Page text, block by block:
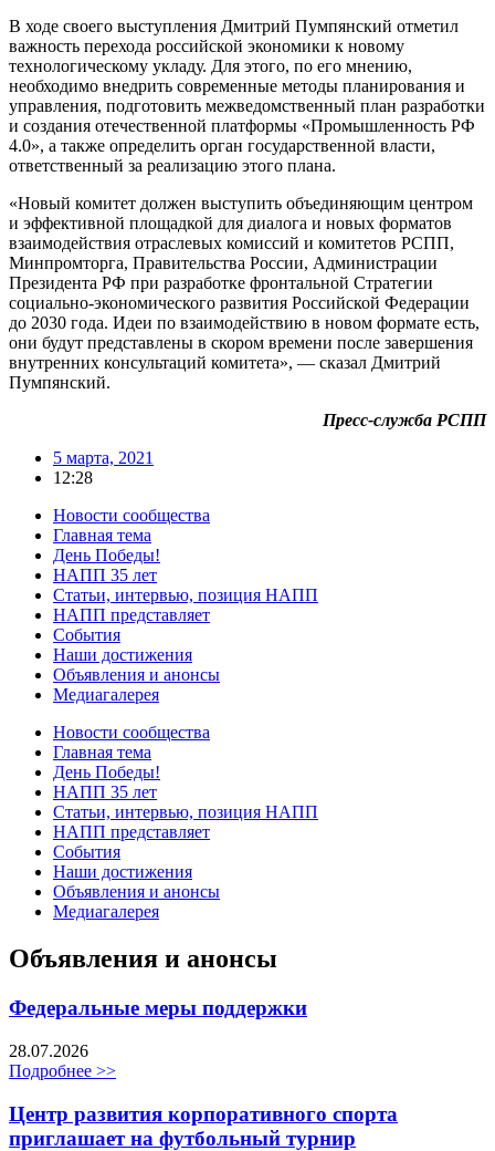
В ходе своего выступления Дмитрий Пумпянский отметил
важность перехода российской экономики к новому
технологическому укладу. Для этого, по его мнению,
необходимо внедрить современные методы планирования и
управления, подготовить межведомственный план разработки
и создания отечественной платформы «Промышленность РФ
4.0», а также определить орган государственной власти,
ответственный за реализацию этого плана.
«Новый комитет должен выступить объединяющим центром
и эффективной площадкой для диалога и новых форматов
взаимодействия отраслевых комиссий и комитетов РСПП,
Минпромторга, Правительства России, Администрации
Президента РФ при разработке фронтальной Стратегии
социально-экономического развития Российской Федерации
до 2030 года. Идеи по взаимодействию в новом формате есть,
они будут представлены в скором времени после завершения
внутренних консультаций комитета», — сказал Дмитрий
Пумпянский.
Пресс-служба РСПП
5 марта, 2021
12:28
Новости сообщества
Главная тема
День Победы!
НАПП 35 лет
Статьи, интервью, позиция НАПП
НАПП представляет
События
Наши достижения
Объявления и анонсы
Медиагалерея
Новости сообщества
Главная тема
День Победы!
НАПП 35 лет
Статьи, интервью, позиция НАПП
НАПП представляет
События
Наши достижения
Объявления и анонсы
Медиагалерея
Объявления и анонсы
Федеральные меры поддержки
28.07.2026
Подробнее >>
Центр развития корпоративного спорта
приглашает на футбольный турнир